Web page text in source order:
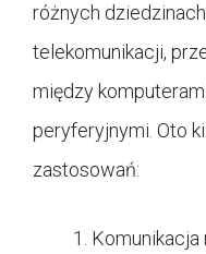
różnych
telekomunikacji,
między
peryferyjnymi. Oto
zastosowań: